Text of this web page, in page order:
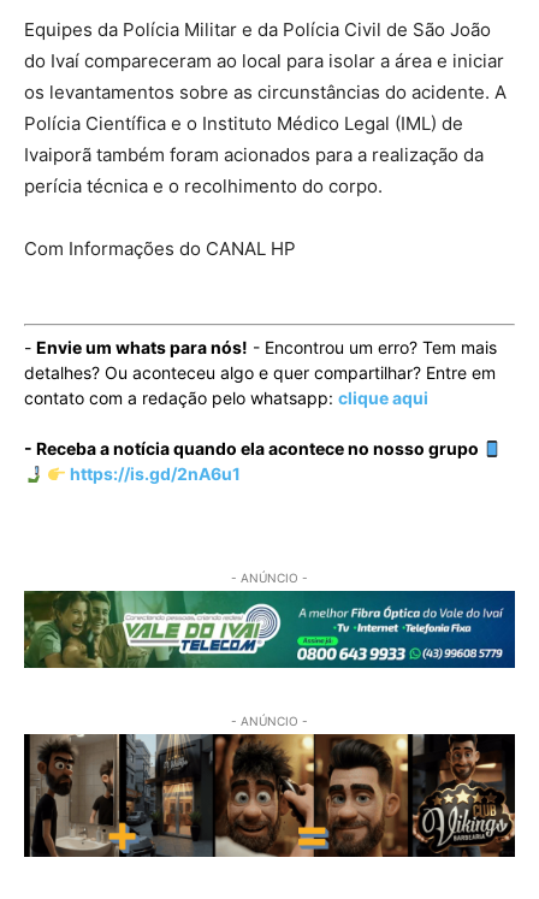
Equipes da Polícia Militar e da Polícia Civil de São João
do Ivaí compareceram ao local para isolar a área e iniciar
os levantamentos sobre as circunstâncias do acidente. A
Polícia Científica e o Instituto Médico Legal (IML) de
Ivaiporã também foram acionados para a realização da
perícia técnica e o recolhimento do corpo.
Com Informações do CANAL HP
- Envie um whats para nós! - Encontrou um erro? Tem mais
detalhes? Ou aconteceu algo e quer compartilhar? Entre em
contato com a redação pelo whatsapp: clique aqui
- Receba a notícia quando ela acontece no nosso grupo
https://is.gd/2nA6u1
- ANÚNCIO -
- ANÚNCIO -